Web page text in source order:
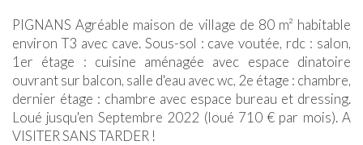
PIGNANS Agréable maison de village de 80 m² habitable
environ T3 avec cave. Sous-sol : cave voutée, rdc : salon,
1er étage : cuisine aménagée avec espace dinatoire
ouvrant sur balcon, salle d'eau avec wc, 2e étage : chambre,
dernier étage : chambre avec espace bureau et dressing.
Loué jusqu'en Septembre 2022 (loué 710 € par mois). A
VISITER SANS TARDER !